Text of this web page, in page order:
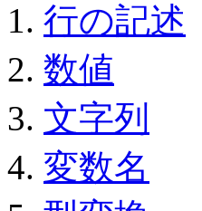
行の記述
数値
文字列
変数名